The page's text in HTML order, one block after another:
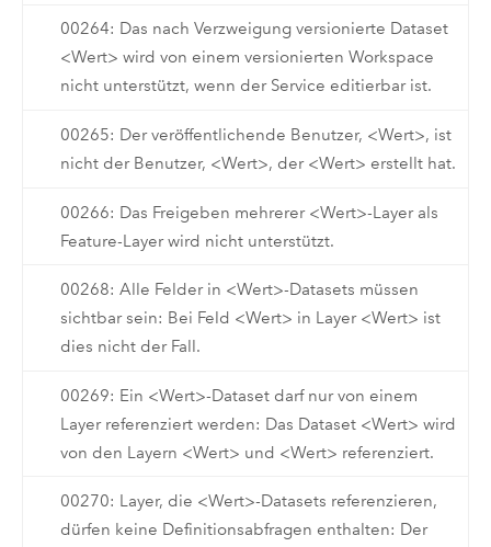
00264: Das nach Verzweigung versionierte Dataset
<Wert> wird von einem versionierten Workspace
nicht unterstützt, wenn der Service editierbar ist.
00265: Der veröffentlichende Benutzer, <Wert>, ist
nicht der Benutzer, <Wert>, der <Wert> erstellt hat.
00266: Das Freigeben mehrerer <Wert>-Layer als
Feature-Layer wird nicht unterstützt.
00268: Alle Felder in <Wert>-Datasets müssen
sichtbar sein: Bei Feld <Wert> in Layer <Wert> ist
dies nicht der Fall.
00269: Ein <Wert>-Dataset darf nur von einem
Layer referenziert werden: Das Dataset <Wert> wird
von den Layern <Wert> und <Wert> referenziert.
00270: Layer, die <Wert>-Datasets referenzieren,
dürfen keine Definitionsabfragen enthalten: Der